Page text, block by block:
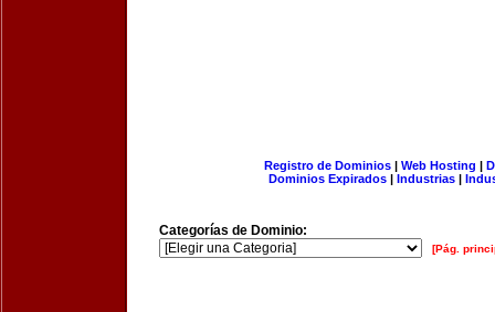
Registro de Dominios| Web Hosting |
Dominios Expirados | Industrias |
Categorías de Dominio:
[Pág.